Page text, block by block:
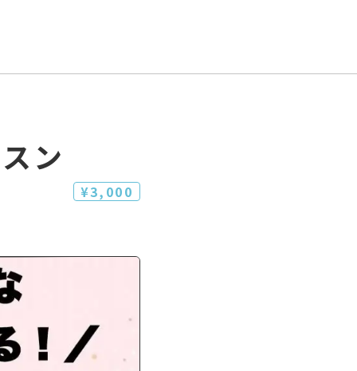
ン
¥3,000